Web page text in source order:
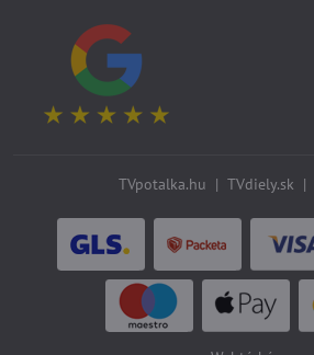
TVpotalka.hu | TVdiely.sk |